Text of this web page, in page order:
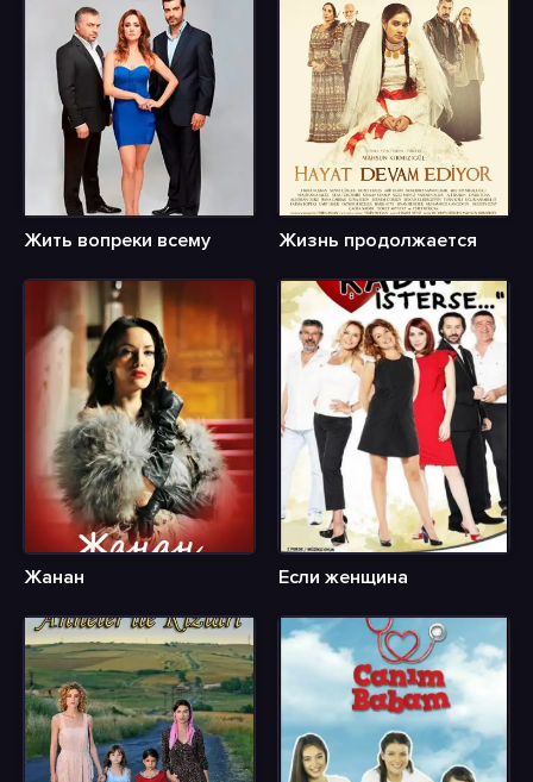
Жить вопреки всему Жизнь продолжается
Жанан Если женщина